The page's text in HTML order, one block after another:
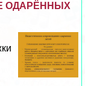
ОДАРЁННЫХ